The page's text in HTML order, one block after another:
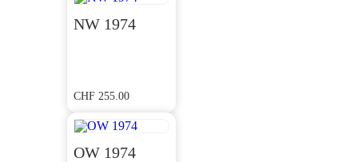
NW 1974
CHF 255.00
OW 1974